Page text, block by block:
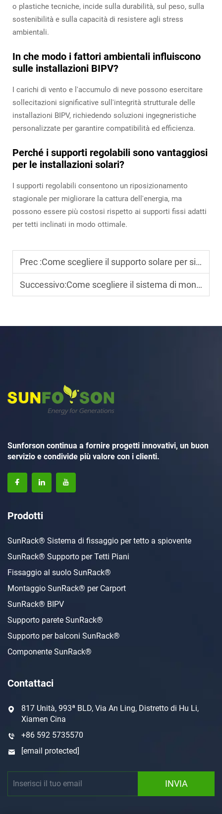
o plastiche tecniche, incide sulla durabilità, sul peso, sulla
sostenibilità e sulla capacità di resistere agli stress
ambientali.
In che modo i fattori ambientali influiscono
sulle installazioni BIPV?
I carichi di vento e l'accumulo di neve possono esercitare
sollecitazioni significative sull'integrità strutturale delle
installazioni BIPV, richiedendo soluzioni ingegneristiche
personalizzate per garantire compatibilità ed efficienza.
Perché i supporti regolabili sono vantaggiosi
per le installazioni solari?
I supporti regolabili consentono un riposizionamento
stagionale per migliorare la cattura dell'energia, ma
possono essere più costosi rispetto ai supporti fissi adatti
per tetti inclinati in modo ottimale.
Prec :Come scegliere il supporto solare per sistemi fotovoltaici a terra
Successivo:Come scegliere il sistema di montaggio solare giusto per diversi tipi di tetto?
Sunforson continua a fornire progetti innovativi, un buon
servizio e condivide più valore con i clienti.
Prodotti
SunRack® Sistema di fissaggio per tetto a spiovente
SunRack® Supporto per Tetti Piani
Fissaggio al suolo SunRack®
Montaggio SunRack® per Carport
SunRack® BIPV
Supporto parete SunRack®
Supporto per balconi SunRack®
Componente SunRack®
Contattaci
817 Unità, 993ª BLD, Via An Ling, Distretto di Hu Li,
Xiamen Cina
+86 592 5735570
[email protected]
INVIA